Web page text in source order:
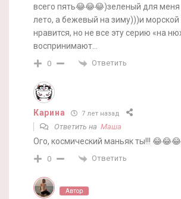
всего пять😂😂😂)зеленый для
лето, а бежевый на зиму)))и
нравится, но не все эту серию «на
воспринимают…
0 Ответить
Карина 7 лет назад
Ответить на Маша
Ого, космический маньяк ты!!!
0 Ответить
Автор